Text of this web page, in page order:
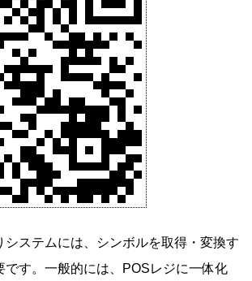
システムには、シンボルを取得・変換す
です。一般的には、POSレジに一体化